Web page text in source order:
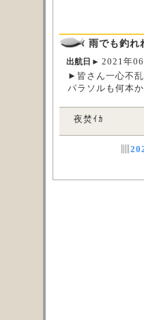
雨でも釣れ
出航日►2021年
►皆さん一心不
パラソルも何本
夜焚ｲｶ
▥